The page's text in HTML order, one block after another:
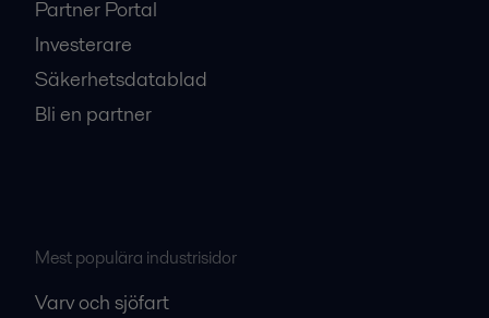
Partner Portal
Investerare
Säkerhetsdatablad
Bli en partner
Mest populära industrisidor
Varv och sjöfart